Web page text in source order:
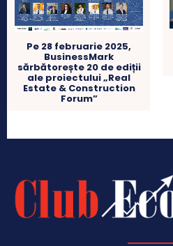
Pe 28 februarie 2025,
BusinessMark
sărbătorește 20 de ediții
ale proiectului „Real
Estate & Construction
Forum”